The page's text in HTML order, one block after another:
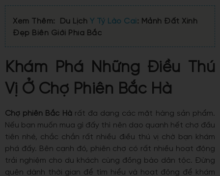
Xem Thêm: Du Lịch Y Tý Lào Cai: Mảnh Đất Xinh
Đẹp Biên Giới Phía Bắc
Khám Phá Những Điều Thú
Vị Ở Chợ Phiên Bắc Hà
Chợ phiên Bắc Hàrất đa dạng các mặt hàng sản phẩm.
Nếu bạn muốn mua gì đấy thì nên dạo quanh hết chợ đầu
tiên nhé, chắc chắn rất nhiều điều thú vị chờ bạn khám
phá đấy. Bên cạnh đó, phiên chợ có rất nhiều hoạt động
trải nghiệm cho du khách cùng đồng bào dân tộc. Đừng
quên dành thời gian để tìm hiểu và hoạt động để khám